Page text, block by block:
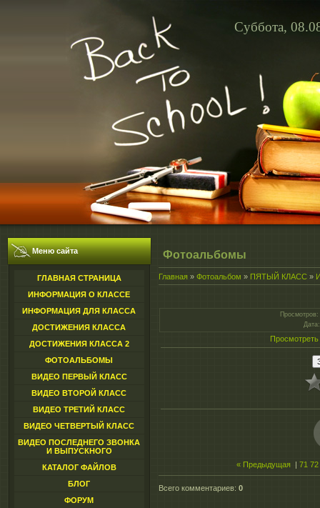
Суббота,
Меню сайта
ГЛАВНАЯ СТРАНИЦА
ИНФОРМАЦИЯ О КЛАССЕ
ИНФОРМАЦИЯ ДЛЯ КЛАССА
ДОСТИЖЕНИЯ КЛАССА
ДОСТИЖЕНИЯ КЛАССА 2
ФОТОАЛЬБОМЫ
ВИДЕО ПЕРВЫЙ КЛАСС
ВИДЕО ВТОРОЙ КЛАСС
ВИДЕО ТРЕТИЙ КЛАСС
ВИДЕО ЧЕТВЕРТЫЙ КЛАСС
ВИДЕО ПОСЛЕДНЕГО ЗВОНКА
И ВЫПУСКНОГО
КАТАЛОГ ФАЙЛОВ
БЛОГ
ФОРУМ
Фотоальбомы
Главная » Фотоальбом » ПЯТЫЙ КЛАСС »
Просмотров:
Дата
« Предыдущая 71 72
Всего комментариев: 0